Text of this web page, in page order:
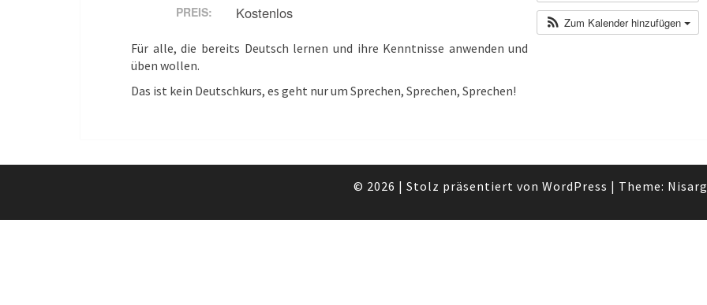
Zum Kalender hinzufügen
PREIS: Kostenlos
Für alle, die bereits Deutsch lernen und ihre Kenntnisse anwenden und
üben wollen.
Das ist kein Deutschkurs, es geht nur um Sprechen, Sprechen, Sprechen!
© 2026 | Stolz präsentiert von WordPress | Theme: Nisarg